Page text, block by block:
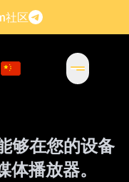
社区
够在您的设备
播放器。